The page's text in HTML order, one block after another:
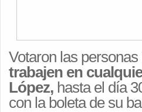
Votaron las personas
trabajen en
López, hasta el día
con la boleta de su